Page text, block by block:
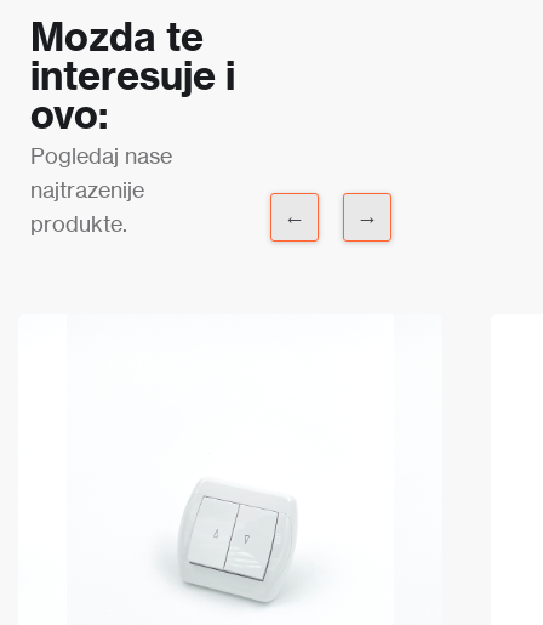
Mozda te
interesuje i
ovo:
Pogledaj nase
najtrazenije
produkte.
← →